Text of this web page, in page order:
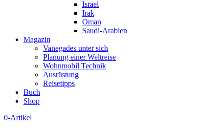
Israel
Irak
Oman
Saudi-Arabien
Magazin
Vanegades unter sich
Planung einer Weltreise
Wohnmobil Technik
Ausrüstung
Reisetipps
Buch
Shop
0-Artikel